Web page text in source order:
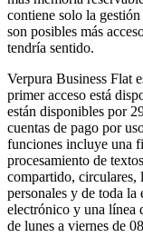
contiene solo la
son posibles más
tendría sentido.
Verpura Business Flat
primer acceso está
están disponibles por
cuentas de pago por
funciones incluye una
procesamiento de
compartido, circulares,
personales y de toda
electrónico y una línea
de lunes a viernes de